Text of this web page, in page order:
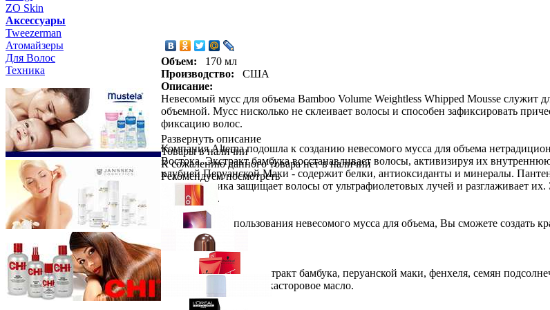
ZO Skin
Aксессуары
Tweezerman
Атомайзеры
Для Волос
Техника
Объем:
170 мл
Производство:
США
Описание:
Невесомый мусс для объема Bamboo Volume Weightless Whipped Mousse служит
объемной. Мусс нисколько не склеивает волосы и способен зафиксировать
фиксацию волос.
Компания Alterna подошла к созданию невесомого мусса для объема
Востока. Экстракт бамбука восстанавливает волосы, активизируя их
клубней Перуанской Маки - содержит белки, антиоксиданты и минералы.
подсолнечника защищает волосы от ультрафиолетовых лучей и разглаживает
радикалами.
В результате использования невесомого мусса для объема, Вы сможете создать
Состав: Содержит экстракт бамбука, перуанской маки, фенхеля, семян
гидрогенизированное касторовое масло.
Развернуть описание
Товары в наличии
К сожалению данного товара нет в наличии
Рекомендуем посмотреть
Wella Professionals